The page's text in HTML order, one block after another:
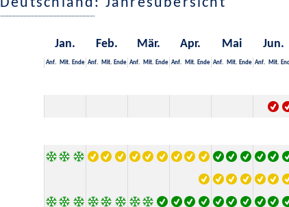
Deutschland : Jahresübersicht
Jan. Feb. Mär. Apr. Mai Jun.
Anf. Mit. Ende Anf. Mit. Ende Anf. Mit. Ende Anf. Mit. Ende Anf. Mit. Ende Anf. Mit.